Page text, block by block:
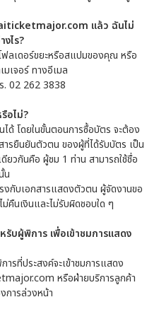
แล้ว ฉันไม่
ไร?
ลเดอร์ขยะหรือสแปมของคุณ หรือ
เจอร์ ทางอีเมล
02 262 3838
อไม่?
ด้ โดยในขั้นตอนการซื้อบัตร จะต้อง
รยืนยันตัวตน ของผู้ที่ได้รับบัตร เป็น
ยวกันคือ ผู้ชม 1 ท่าน สามารถใช้ชื่อ
น
กับเอกสารแสดงตัวตน ผู้จัดงานขอ
คืนเงินและไม่รับผิดชอบใด ๆ
บผู้พิการ เพื่อเข้าชมการแสดง
รที่ประสงค์จะเข้าชมการแสดง
หรือฝ่ายบริการลูกค้า
การล่วงหน้า